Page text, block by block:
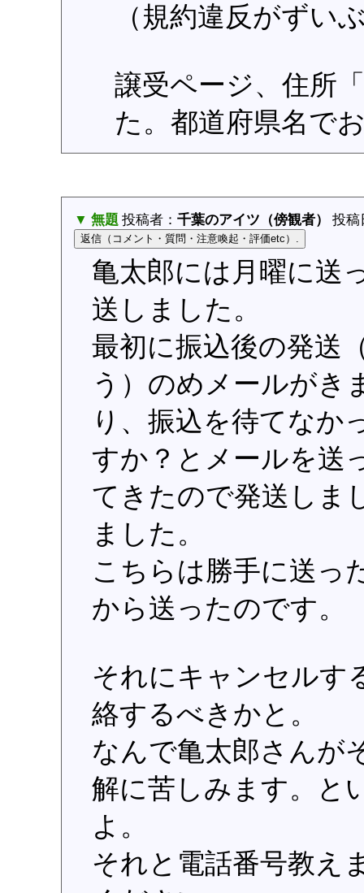
（規約違反がずい
譲受ページ、住所
た。都道府県名で
▼ 無題 投稿者： 千葉のアイツ（傍観者） 投稿
亀太郎には月曜に送
送しました。
最初に振込後の発送
う）のめメールがき
り、振込を待てなか
すか？とメールを送
てきたので発送しま
ました。
こちらは勝手に送っ
から送ったのです。
それにキャンセルす
絡するべきかと。
なんで亀太郎さんが
解に苦しみます。と
よ。
それと電話番号教え